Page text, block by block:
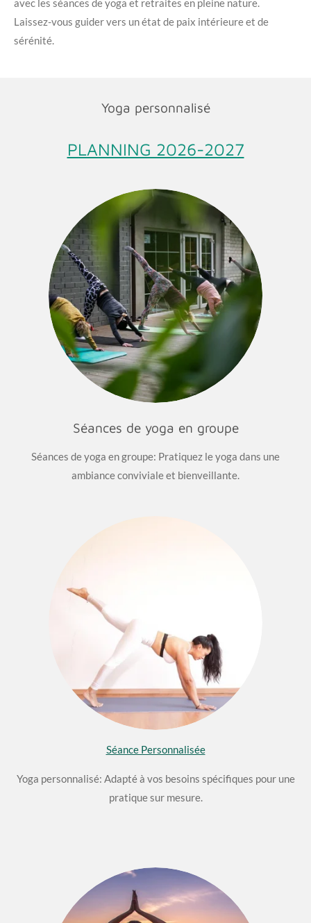
avec les séances de yoga et retraites en pleine nature.
Laissez-vous guider vers un état de paix intérieure et de
sérénité.
Yoga personnalisé
PLANNING 2026-2027
Séances de yoga en groupe
Séances de yoga en groupe: Pratiquez le yoga dans une
ambiance conviviale et bienveillante.
Séance Personnalisée
Yoga personnalisé: Adapté à vos besoins spécifiques pour une
pratique sur mesure.